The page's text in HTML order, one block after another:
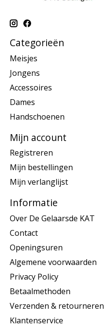
Categorieën
Meisjes
Jongens
Accessoires
Dames
Handschoenen
Mijn account
Registreren
Mijn bestellingen
Mijn verlanglijst
Informatie
Over De Gelaarsde KAT
Contact
Openingsuren
Algemene voorwaarden
Privacy Policy
Betaalmethoden
Verzenden & retourneren
Klantenservice